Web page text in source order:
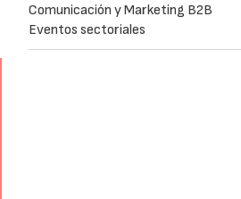
Comunicación y Marketing B2B
Eventos sectoriales